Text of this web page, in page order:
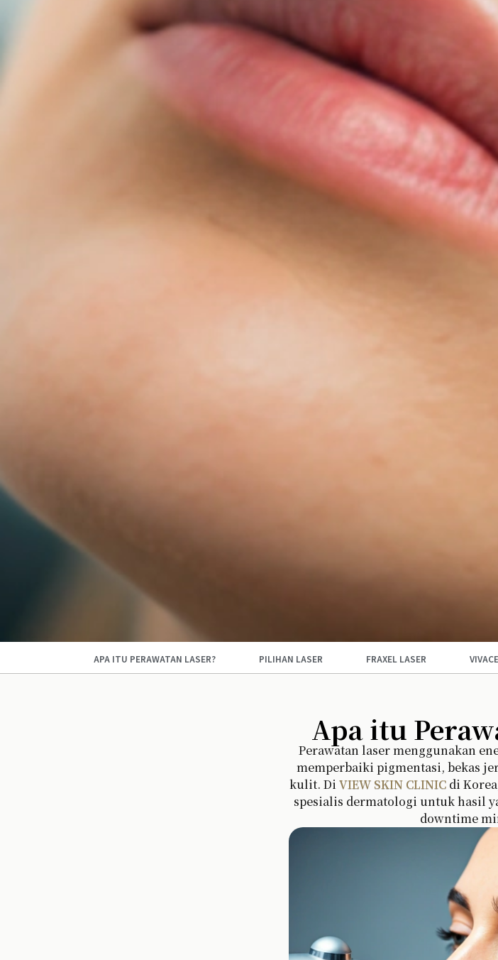
APA ITU PERAWATAN LASER? PILIHAN LASER FRAXEL LASER
Apa itu
Perawatan laser menggunakan
memperbaiki pigmentasi, bekas
kulit. Di VIEW SKIN CLINIC di
spesialis dermatologi untuk hasil
downtime